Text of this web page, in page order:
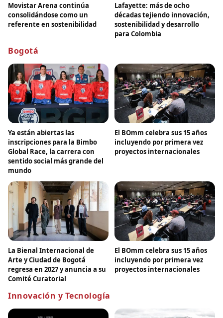
Movistar Arena continúa
consolidándose como un
referente en sostenibilidad
Lafayette: más de ocho
décadas tejiendo innovación,
sostenibilidad y desarrollo
para Colombia
Bogotá
Ya están abiertas las
inscripciones para la Bimbo
Global Race, la carrera con
sentido social más grande del
mundo
El BOmm celebra sus 15 años
incluyendo por primera vez
proyectos internacionales
La Bienal Internacional de
Arte y Ciudad de Bogotá
regresa en 2027 y anuncia a su
Comité Curatorial
El BOmm celebra sus 15 años
incluyendo por primera vez
proyectos internacionales
Innovación y Tecnología